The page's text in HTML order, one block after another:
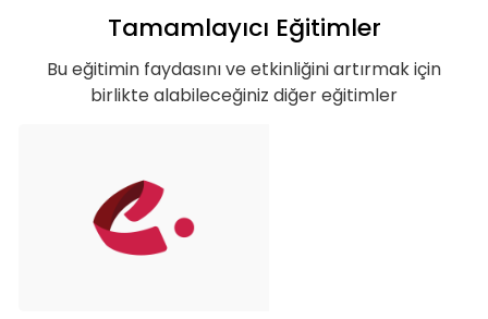
Tamamlayıcı Eğitimler
Bu eğitimin faydasını ve etkinliğini artırmak için
birlikte alabileceğiniz diğer eğitimler